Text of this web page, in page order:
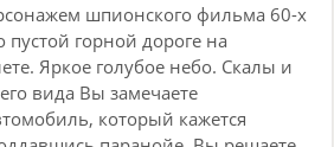
шпионского фильма 60-х
горной дороге на
Яркое голубое небо. Скалы и
вида Вы замечаете
который кажется